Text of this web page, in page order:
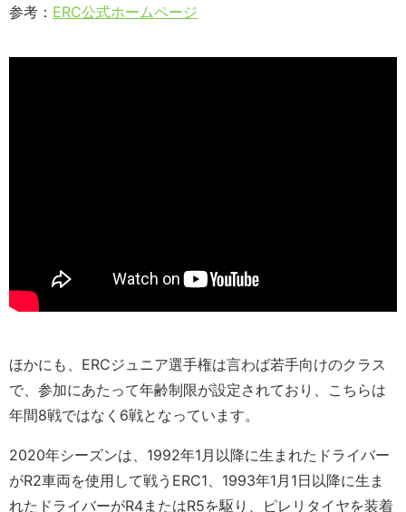
参考： ERC公式ホームページ
ほかにも、ERCジュニア選手権は言わば若手向けのクラス
で、参加にあたって年齢制限が設定されており、こちらは
年間8戦ではなく6戦となっています。
2020年シーズンは、1992年1月以降に生まれたドライバー
がR2車両を使用して戦うERC1、1993年1月1日以降に生ま
れたドライバーがR4またはR5を駆り、ピレリタイヤを装着